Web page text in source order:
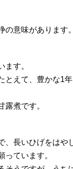
の意味があります。
ます。
とえて、豊かな1
露煮です。
、長いひげをはや
っています。